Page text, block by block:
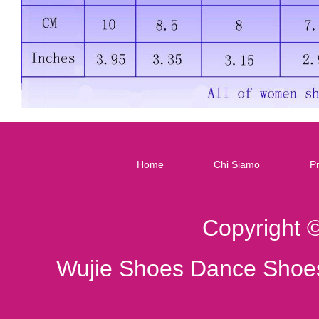
Home Chi Siamo
Copyright
Wujie Shoes Dance